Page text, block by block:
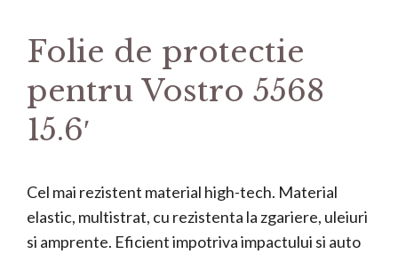
Folie de protectie
pentru Vostro 5568
15.6′
Cel mai rezistent material high-tech. Material
elastic, multistrat, cu rezistenta la zgariere, uleiuri
si amprente. Eficient impotriva impactului si auto